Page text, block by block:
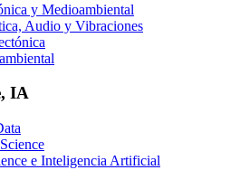
y Medioambiental
Audio y Vibraciones
IA
e Inteligencia Artificial